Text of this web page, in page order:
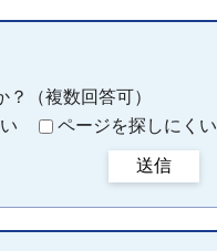
（複数回答可）
ページを探しにくい
送信